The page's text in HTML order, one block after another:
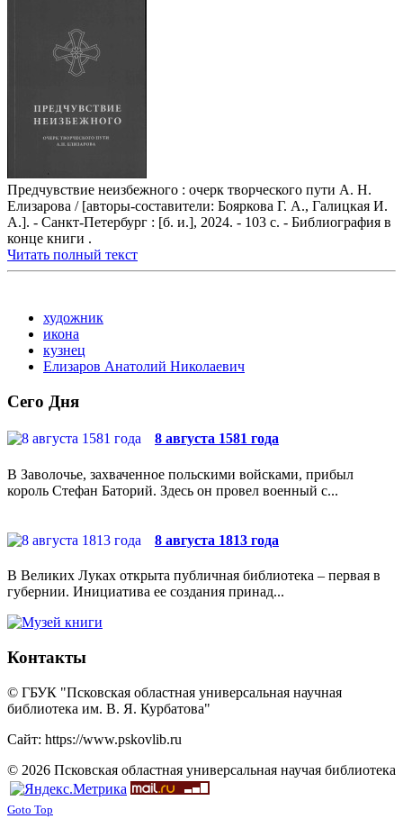
Предчувствие неизбежного : очерк творческого пути А. Н.
Елизарова / [авторы-составители: Бояркова Г. А., Галицкая И.
А.]. - Санкт-Петербург : [б. и.], 2024. - 103 с. - Библиография в
конце книги .
Читать полный текст
художник
икона
кузнец
Елизаров Анатолий Николаевич
Сего Дня
8 августа 1581 года
В Заволочье, захваченное польскими войсками, прибыл
король Стефан Баторий. Здесь он провел военный с...
8 августа 1813 года
В Великих Луках открыта публичная библиотека – первая в
губернии. Инициатива ее создания принад...
Контакты
© ГБУК "Псковская областная универсальная научная
библиотека им. В. Я. Курбатова"
Сайт: https://www.pskovlib.ru
© 2026 Псковская областная универсальная научая библиотека
Goto Top